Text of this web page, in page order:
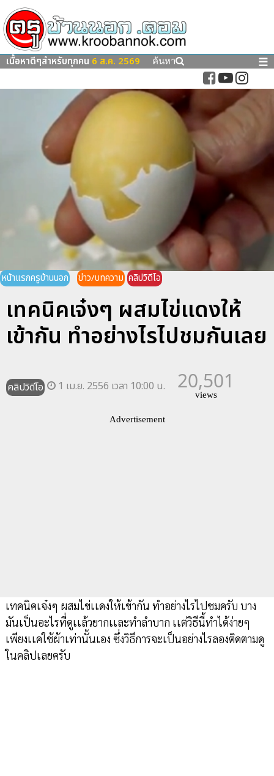
เนื้อหาดีๆสำหรับทุกคน 6 ส.ค. 2569 ค้นหา ☰
หน้าแรกครูบ้านนอก ข่าว/บทความ คลิปวิดีโอ
เทคนิคเจ๋งๆ ผสมไข่เเดงให้
เข้ากัน ทำอย่างไรไปชมกันเลย
คลิปวิดีโอ 1 เม.ย. 2556 เวลา 10:00 น. 20,501
views
Advertisement
เทคนิคเจ๋งๆ ผสมไข่เเดงให้เข้ากัน ทำอย่างไรไปชมครับ บาง
มันเป็นอะไรที่ดูเเล้วยากเเละทำลำบาก เเต่วิธีนี้ทำได้ง่ายๆ
เพียงเเค่ใช้ผ้าเท่านั้นเอง ซึ่งวิธีการจะเป็นอย่างไรลองติดตามดู
ในคลิปเลยครับ